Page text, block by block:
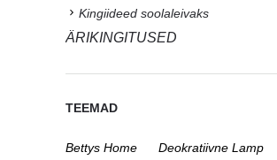
Kingiideed soolaleivaks
ÄRIKINGITUSED
TEEMAD
Bettys Home
Deokratiivne Lamp